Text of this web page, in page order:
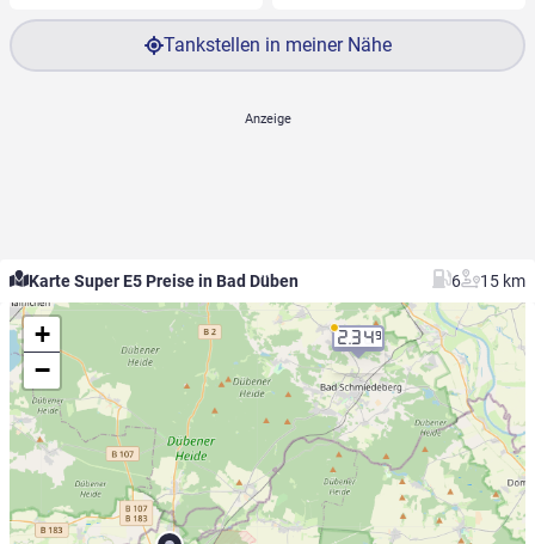
Tankstellen in meiner Nähe
Karte Super E5 Preise in Bad Düben 6 15 km
2.349
+
−